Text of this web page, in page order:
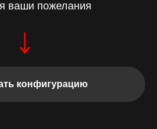
ваши пожелания
конфигурацию